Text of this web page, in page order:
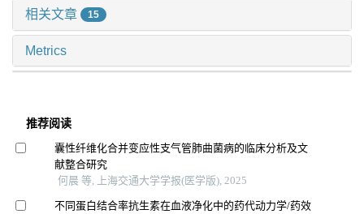
相关文章 15
Metrics
推荐阅读
囊性纤维化合并变应性支气管肺曲菌病的临床分析及文
献整合研究
何晨 等, 上海交通大学学报(医学版), 2025
不同蛋白结合率抗生素在血液净化中的药代动力学/药效